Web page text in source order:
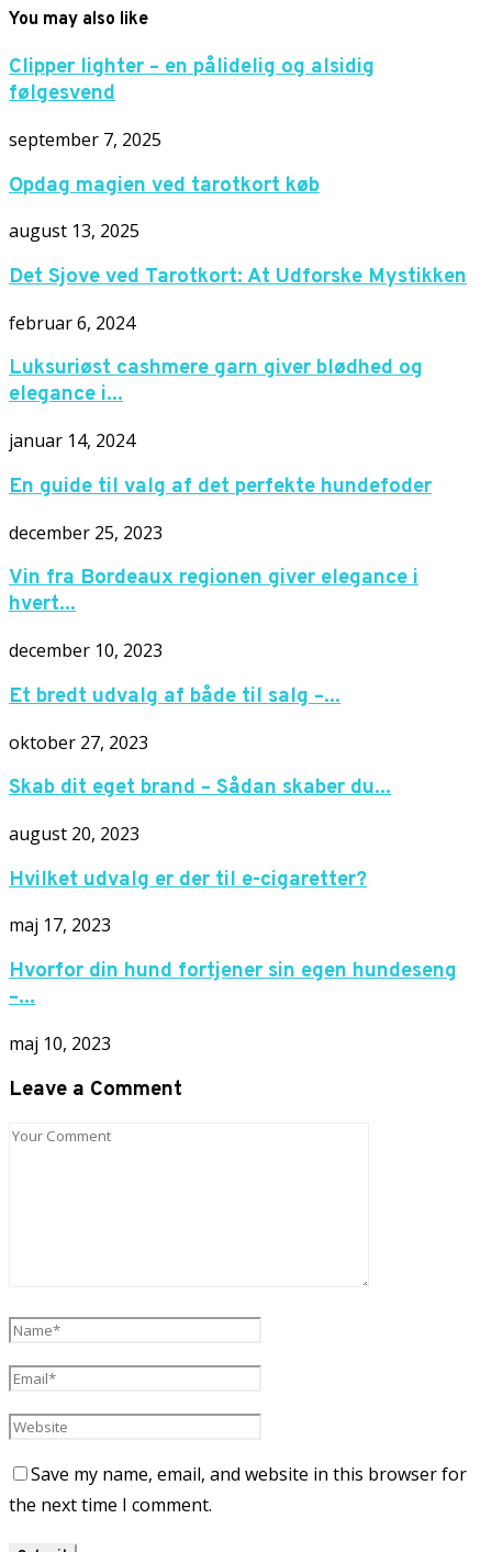
You may also like
Clipper lighter – en pålidelig og alsidig
følgesvend
september 7, 2025
Opdag magien ved tarotkort køb
august 13, 2025
Det Sjove ved Tarotkort: At Udforske Mystikken
februar 6, 2024
Luksuriøst cashmere garn giver blødhed og
elegance i...
januar 14, 2024
En guide til valg af det perfekte hundefoder
december 25, 2023
Vin fra Bordeaux regionen giver elegance i
hvert...
december 10, 2023
Et bredt udvalg af både til salg –...
oktober 27, 2023
Skab dit eget brand – Sådan skaber du...
august 20, 2023
Hvilket udvalg er der til e-cigaretter?
maj 17, 2023
Hvorfor din hund fortjener sin egen hundeseng
–...
maj 10, 2023
Leave a Comment
Save my name, email, and website in this browser for
the next time I comment.